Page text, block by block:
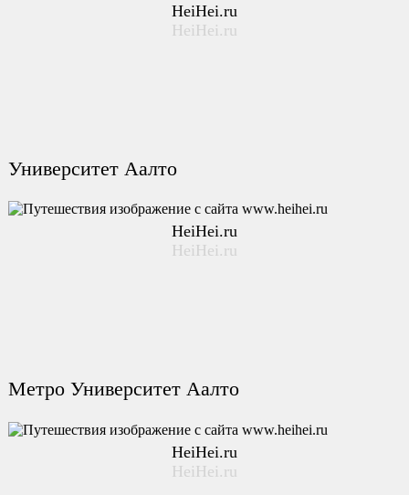
HeiHei.ru
HeiHei.ru
Университет Аалто
HeiHei.ru
HeiHei.ru
Метро Университет Аалто
HeiHei.ru
HeiHei.ru